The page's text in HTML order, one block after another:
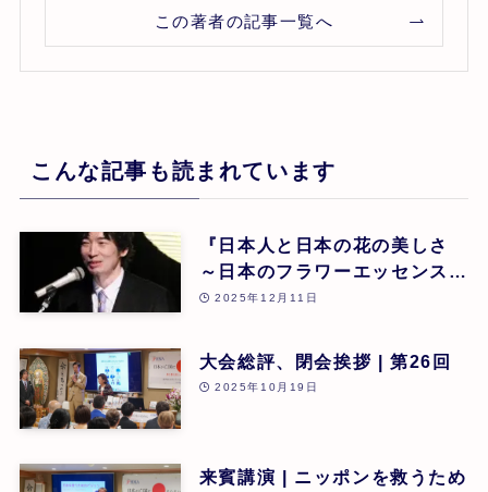
この著者の記事一覧へ
こんな記事も読まれています
『日本人と日本の花の美しさ
～日本のフラワーエッセンスに
よる癒し』 東 昭史
2025年12月11日
大会総評、閉会挨拶 | 第26回
2025年10月19日
来賓講演 | ニッポンを救うため